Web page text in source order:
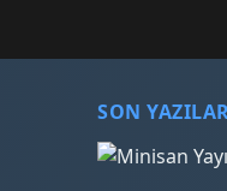
SON